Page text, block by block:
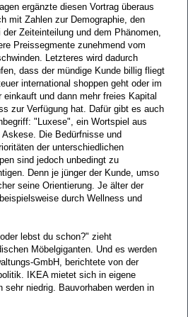
ergänzte diesen Vortrag überaus
mit Zahlen zur Demographie, den
der Zeiteinteilung und dem Phänomen,
Preissegmente zunehmend vom
Letzteres wird dadurch
dass der mündige Kunde billig fliegt
international shoppen geht oder im
einkauft und dann mehr freies Kapital
zur Verfügung hat. Dafür gibt es auch
"Luxese", ein Wortspiel aus
Askese. Die Bedürfnisse und
der unterschiedlichen
sind jedoch unbedingt zu
Denn je jünger der Kunde, umso
seine Orientierung. Je älter der
durch Wellness und
lebst du schon?" zieht
Möbelgiganten. Und es werden
GmbH, berichtete von der
IKEA mietet sich in eigene
niedrig. Bauvorhaben werden in